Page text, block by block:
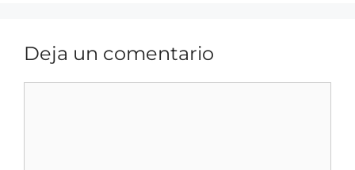
Deja un comentario